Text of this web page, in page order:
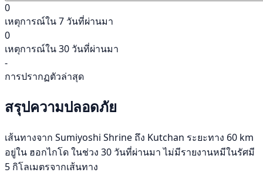
0
เหตุการณ์ใน 7 วันที่ผ่านมา
0
เหตุการณ์ใน 30 วันที่ผ่านมา
-
การปรากฏตัวล่าสุด
สรุปความปลอดภัย
เส้นทางจาก Sumiyoshi Shrine ถึง Kutchan ระยะทาง 60 km
อยู่ใน ฮอกไกโด ในช่วง 30 วันที่ผ่านมา ไม่มีรายงานหมีในรัศมี
5 กิโลเมตรจากเส้นทาง